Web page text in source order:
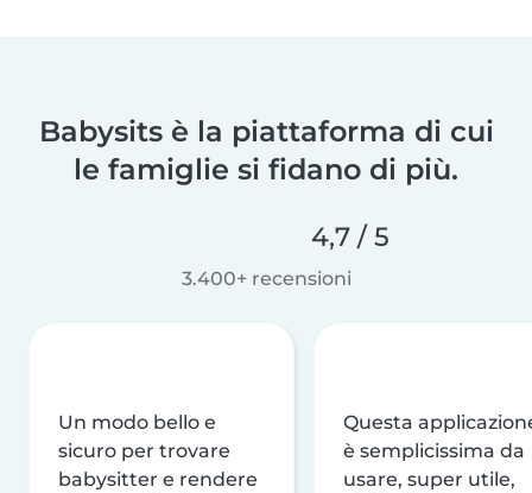
Babysits è la piattaforma di cui
le famiglie si fidano di più.
4,7 / 5
3.400+ recensioni
Un modo bello e
sicuro per trovare
babysitter e rendere
Questa
è semplicissima da
usare, super utile,